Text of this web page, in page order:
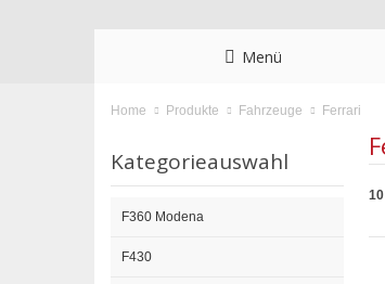
Menü
Home Produkte Fahrzeuge Ferrari
Kategorieauswahl
F360 Modena
F430